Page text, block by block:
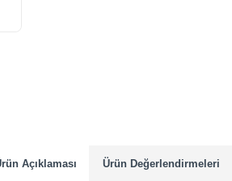
Açıklaması Ürün Değerlendirmeleri